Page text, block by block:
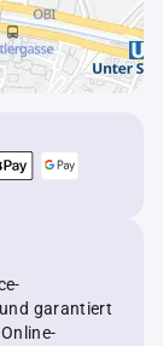
garantiert